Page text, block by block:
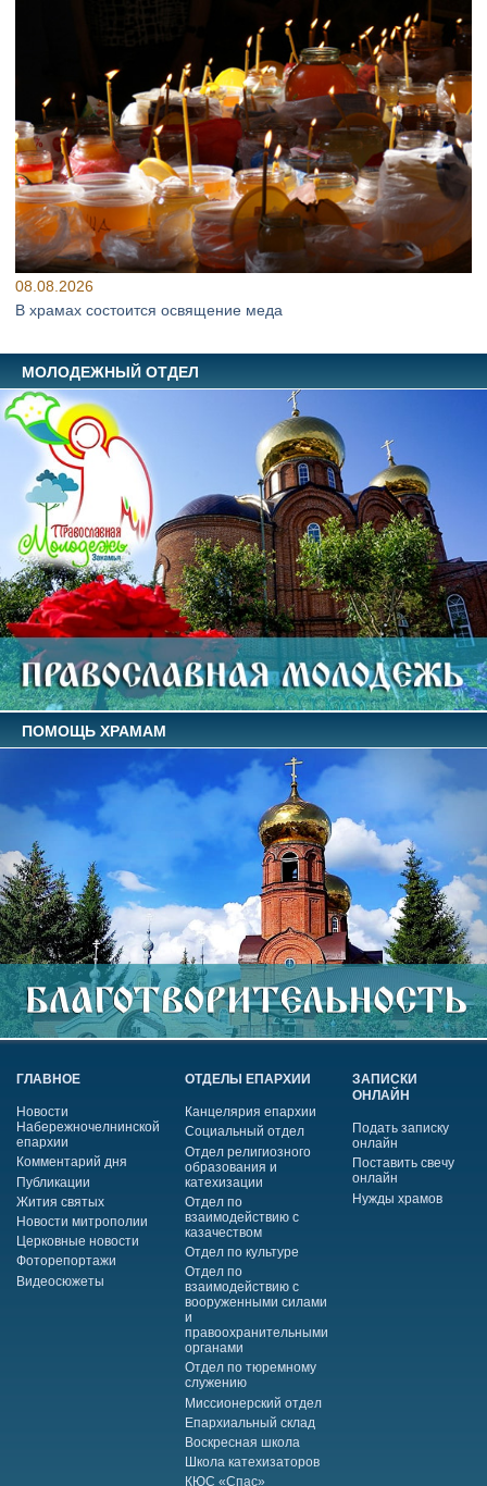
08.08.2026
В храмах состоится освящение меда
МОЛОДЕЖНЫЙ ОТДЕЛ
ПОМОЩЬ ХРАМАМ
ГЛАВНОЕ
Новости
Набережночелнинской
епархии
Комментарий дня
Публикации
Жития святых
Новости митрополии
Церковные новости
Фоторепортажи
Видеосюжеты
ОТДЕЛЫ ЕПАРХИИ
Канцелярия епархии
Социальный отдел
Отдел религиозного
образования и
катехизации
Отдел по
взаимодействию с
казачеством
Отдел по культуре
Отдел по
взаимодействию с
вооруженными силами
и
правоохранительными
органами
Отдел по тюремному
служению
Миссионерский отдел
Епархиальный склад
Воскресная школа
Школа катехизаторов
КЮС «Спас»
ЗАПИСКИ
ОНЛАЙН
Подать записку
онлайн
Поставить свечу
онлайн
Нужды храмов